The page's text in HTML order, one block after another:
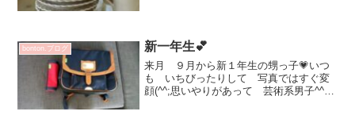
bonton.ブログ 新一年生💕
来月 ９月から新１年生の甥っ子💗いつ
も いちびったりして 写真ではすぐ変
顔(^^;思いやりがあって 芸術系男子^^シ